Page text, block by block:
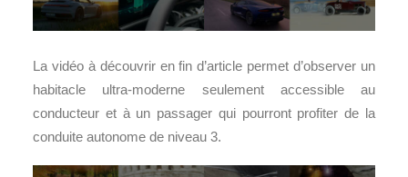
La vidéo à découvrir en fin d’article permet d’observer un
habitacle ultra-moderne seulement accessible au
conducteur et à un passager qui pourront profiter de la
conduite autonome de niveau 3.